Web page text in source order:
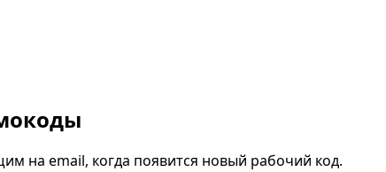
на email, когда появится новый рабочий код.